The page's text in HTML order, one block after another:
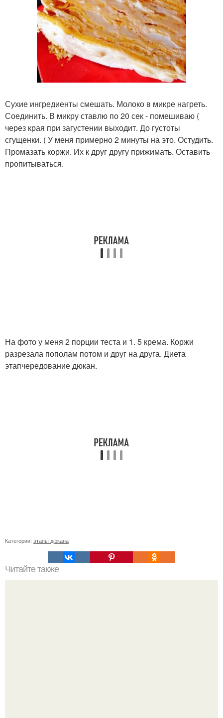
Сухие ингредиенты смешать. Молоко в микре нагреть.
Соединить. В микру ставлю по 20 сек - помешиваю (
через края при загустении выходит. До густоты
сгущенки. ( У меня примерно 2 минуты на это. Остудить.
Промазать коржи. Их к друг другу прижимать. Оставить
пропитываться.
На фото у меня 2 порции теста и 1. 5 крема. Коржи
разрезала пополам потом и друг на друга. Диета
этапчередование дюкан.
Категории: этапы дюкана
Читайте также